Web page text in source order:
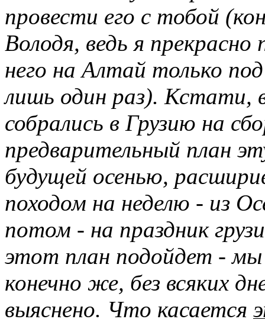
провести его с тобой
Володя, ведь я
него на Алтай только
лишь один раз). Кстати,
собрались в Грузию на
предварительный план
будущей осенью,
походом на неделю - из
потом - на праздник
этот план подойдет -
конечно же, без всяких
выяснено. Что касается